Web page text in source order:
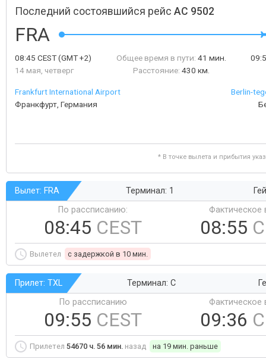
Последний состоявшийся рейс AC 9502
FRA
08:45 CEST(GMT +2)
14 мая, четверг
Общее время в пути: 41 мин.
Расстояние: 430 км.
Frankfurt International Airport
Франкфурт, Германия
Berlin-
* В точке вылета и прибытия
Вылет: FRA Терминал: 1
По рассписанию:
08:45 CEST
Фактическое
08:55
Вылетел c задержкой в 10 мин.
Прилет: TXL Терминал: C
По рассписанию
09:55 CEST
Фактическое
09:36
Прилетел 54670 ч. 56 мин. назад на 19 мин. раньше